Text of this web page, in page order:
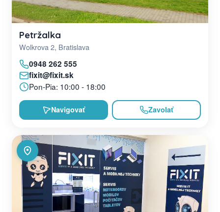
Petržalka
Wolkrova 2, Bratislava
0948 262 555
fixit@fixit.sk
Pon-Pia: 10:00 - 18:00
Navigovať Zavolať